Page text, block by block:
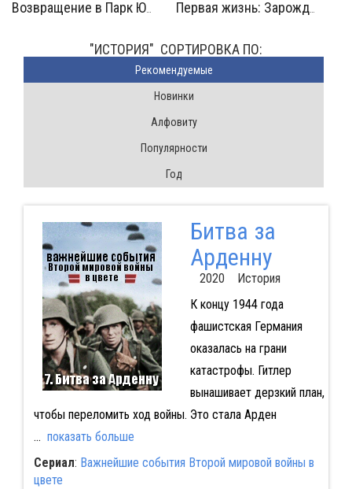
Первая жизнь: Зарождение
"ИСТОРИЯ" CОРТИРОВКА ПО:
Pекомендуемые
Новинки
Алфовиту
Популярности
Год
Битва за
Арденну
2020 История
К концу 1944 года
фашистская Германия
оказалась на грани
катастрофы. Гитлер
вынашивает дерзкий план,
чтобы переломить ход войны. Это стала Арден
... показать больше
Сериал: Важнейшие события Второй мировой войны в
цвете